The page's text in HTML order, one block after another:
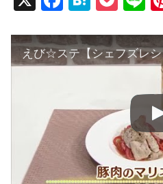
c
e
o
k
e
n
ck
et
e